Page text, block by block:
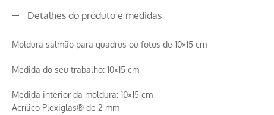
Detalhes do produto e medidas
Moldura salmão para quadros ou fotos de 10×15 cm
Medida do seu trabalho: 10×15 cm
Medida interior da moldura: 10×15 cm
Acrílico Plexiglas® de 2 mm